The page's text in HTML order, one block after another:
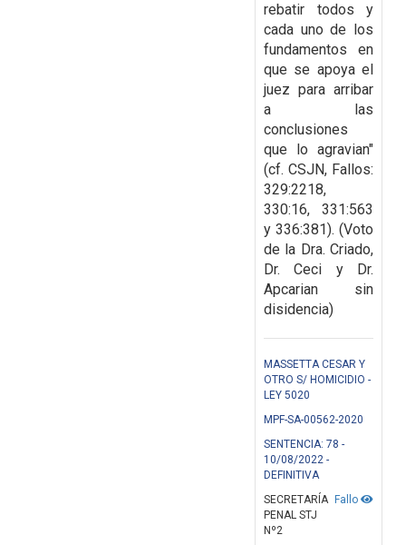
rebatir todos y
cada uno de los
fundamentos en
que se apoya el
juez para arribar
a las
conclusiones
que lo agravian"
(cf. CSJN, Fallos:
329:2218,
330:16, 331:563
y 336:381). (Voto
de la Dra. Criado,
Dr. Ceci y Dr.
Apcarian sin
disidencia)
MASSETTA CESAR Y
OTRO S/ HOMICIDIO -
LEY 5020
MPF-SA-00562-2020
SENTENCIA: 78 -
10/08/2022 -
DEFINITIVA
Fallo
SECRETARÍA
PENAL STJ
Nº2